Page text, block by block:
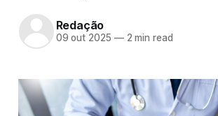
Redação
09 out 2025 —2 min read